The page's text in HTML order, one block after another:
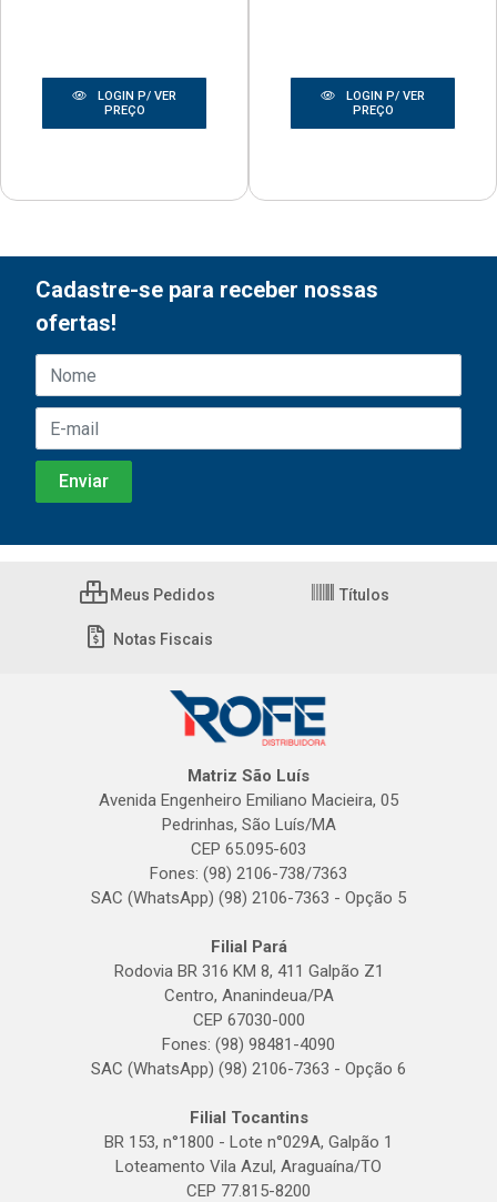
LOGIN P/ VER
PREÇO
LOGIN P/ VER
PREÇO
Cadastre-se para receber nossas
ofertas!
Meus Pedidos Títulos
Notas Fiscais
Matriz São Luís
Avenida Engenheiro Emiliano Macieira, 05
Pedrinhas, São Luís/MA
CEP 65.095-603
Fones: (98) 2106-738/7363
SAC (WhatsApp) (98) 2106-7363 - Opção 5
Filial Pará
Rodovia BR 316 KM 8, 411 Galpão Z1
Centro, Ananindeua/PA
CEP 67030-000
Fones: (98) 98481-4090
SAC (WhatsApp) (98) 2106-7363 - Opção 6
Filial Tocantins
BR 153, n°1800 - Lote n°029A, Galpão 1
Loteamento Vila Azul, Araguaína/TO
CEP 77.815-8200